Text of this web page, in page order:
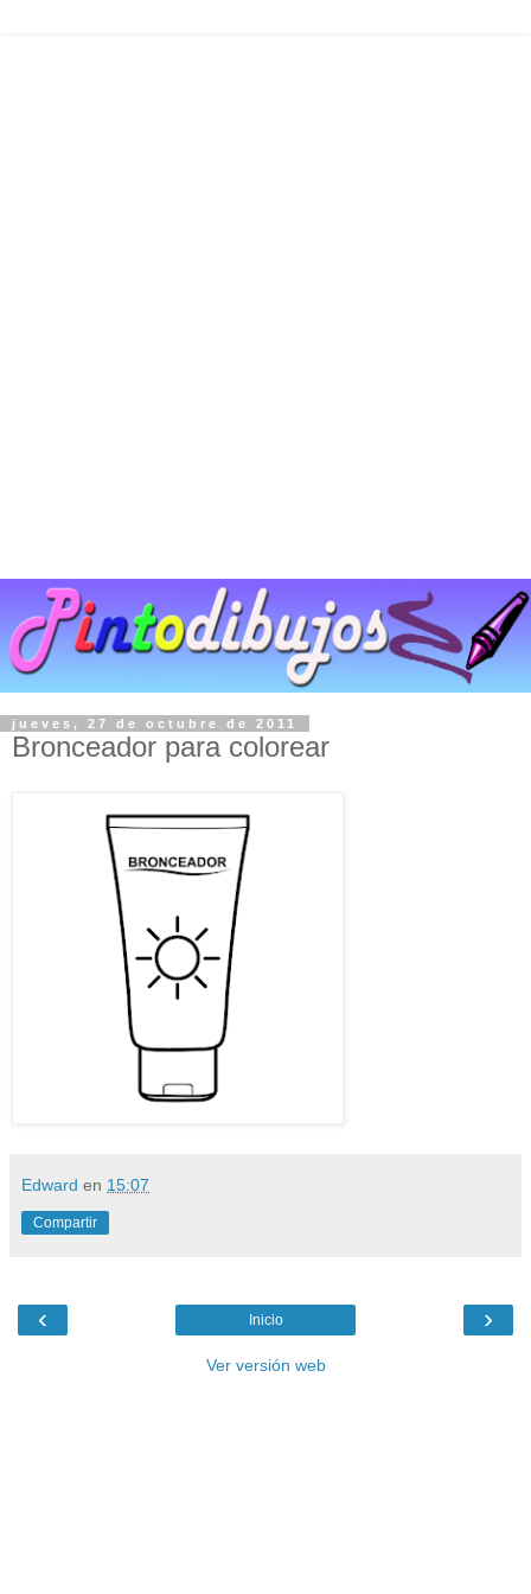
jueves, 27 de octubre de 2011
Bronceador para colorear
Edward en 15:07
Compartir
‹ ›
Inicio
Ver versión web